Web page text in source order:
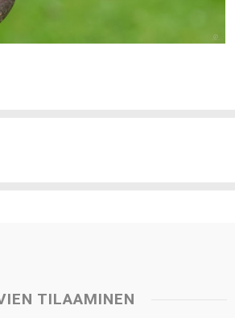
TILAAMINEN